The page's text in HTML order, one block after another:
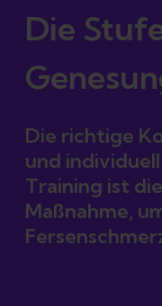
Die
Die richtige
und
Training ist
Maßnahme,